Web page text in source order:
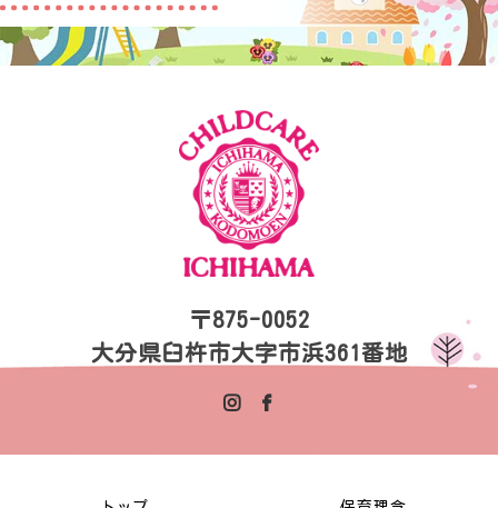
〒875-0052
大分県臼杵市大字市浜361番地